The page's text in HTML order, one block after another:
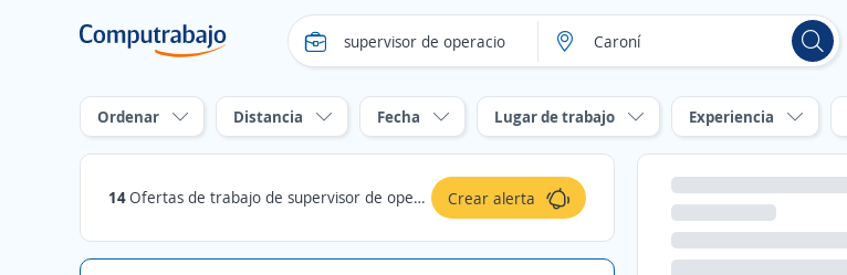
Ordenar Distancia Fecha Lugar de trabajo Experiencia
14Ofertas de trabajo de supervisor de operaciones en Caroní, Bolívar Crear alerta